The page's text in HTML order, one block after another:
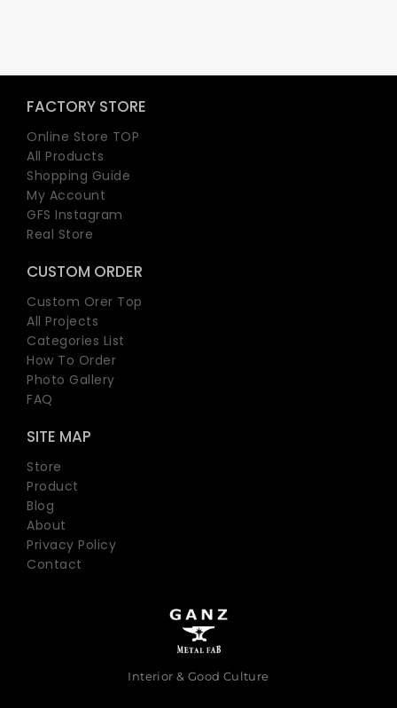
FACTORY STORE
Online Store TOP
All Products
Shopping Guide
My Account
GFS Instagram
Real Store
CUSTOM ORDER
Custom Orer Top
All Projects
Categories List
How To Order
Photo Gallery
FAQ
SITE MAP
Store
Product
Blog
About
Privacy Policy
Contact
Interior & Good Culture